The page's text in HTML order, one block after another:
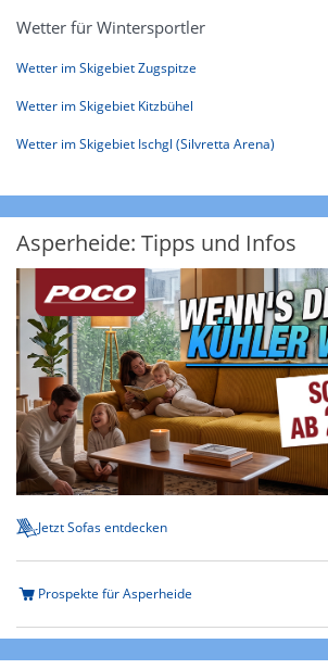
Wetter für Wintersportler
Wetter im Skigebiet Zugspitze
Wetter im Skigebiet Kitzbühel
Wetter im Skigebiet Ischgl (Silvretta Arena)
Asperheide: Tipps und Infos
Jetzt Sofas entdecken
Prospekte für Asperheide